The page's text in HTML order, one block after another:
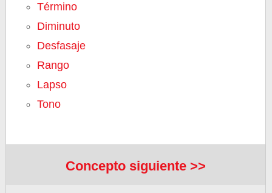
Término
Diminuto
Desfasaje
Rango
Lapso
Tono
Concepto siguiente >>